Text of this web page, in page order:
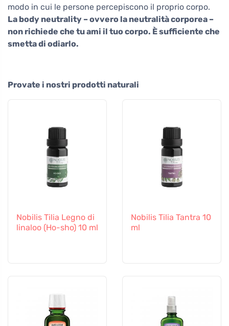
modo in cui le persone percepiscono il proprio corpo.
La body neutrality – ovvero la neutralità corporea –
non richiede che tu ami il tuo corpo. È sufficiente che
smetta di odiarlo.
Provate i nostri prodotti naturali
Nobilis Tilia Legno di
linaloo (Ho-sho) 10 ml
Nobilis Tilia Tantra 10
ml